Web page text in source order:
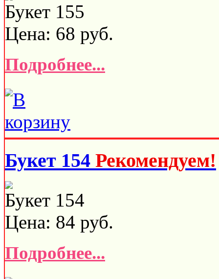
Букет 155
Цена: 68 руб.
Подробнее...
Букет 154 Рекомендуем!
Букет 154
Цена: 84 руб.
Подробнее...